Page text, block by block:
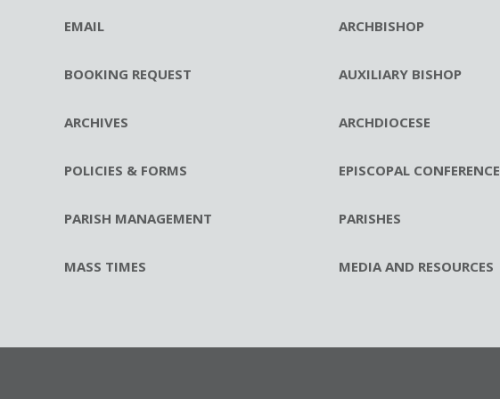
EMAIL
BOOKING REQUEST
ARCHIVES
POLICIES & FORMS
PARISH MANAGEMENT
MASS TIMES
ARCHBISHOP
AUXILIARY BISHOP
ARCHDIOCESE
EPISCOPAL CONFERENCE
PARISHES
MEDIA AND RESOURCES